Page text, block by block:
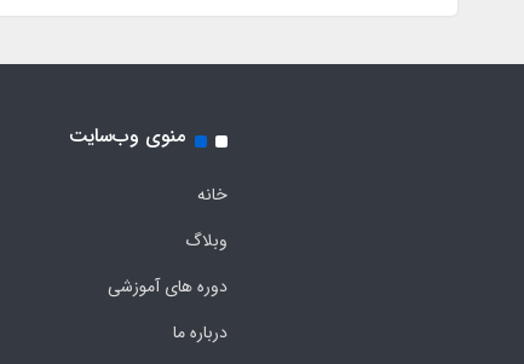
منوی وب‌سایت
خانه
وبلاگ
دوره های آموزشی
درباره ما